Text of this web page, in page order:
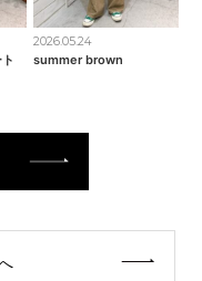
2026.05.24
summer brown